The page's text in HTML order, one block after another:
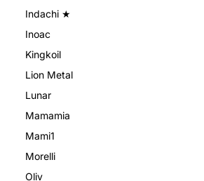
Indachi ★
Inoac
Kingkoil
Lion Metal
Lunar
Mamamia
Mami1
Morelli
Oliv